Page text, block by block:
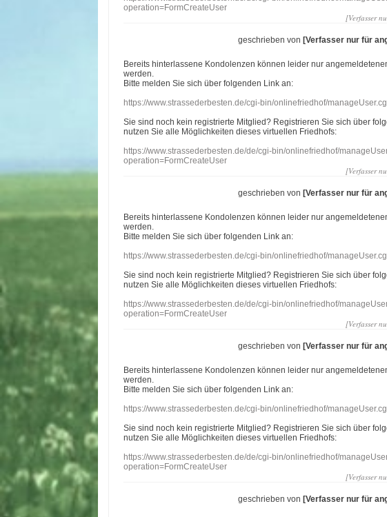
operation=FormCreateUser
[Verfasser
geschrieben von [Verfasser nur für
Bereits hinterlassene Kondolenzen können leider nur
werden.
Bitte melden Sie sich über folgenden Link an:
https://www.strassederbesten.de/cgi-bin/onlinefriedhof/
Sie sind noch kein registrierte Mitglied? Registrieren Sie sich über
nutzen Sie alle Möglichkeiten dieses virtuellen Friedhofs:
https://www.strassederbesten.de/de/cgi-bin/onlinefriedhof/
operation=FormCreateUser
[Verfasser
geschrieben von [Verfasser nur für
Bereits hinterlassene Kondolenzen können leider nur
werden.
Bitte melden Sie sich über folgenden Link an:
https://www.strassederbesten.de/cgi-bin/onlinefriedhof/
Sie sind noch kein registrierte Mitglied? Registrieren Sie sich über
nutzen Sie alle Möglichkeiten dieses virtuellen Friedhofs:
https://www.strassederbesten.de/de/cgi-bin/onlinefriedhof/
operation=FormCreateUser
[Verfasser
geschrieben von [Verfasser nur für
Bereits hinterlassene Kondolenzen können leider nur
werden.
Bitte melden Sie sich über folgenden Link an:
https://www.strassederbesten.de/cgi-bin/onlinefriedhof/
Sie sind noch kein registrierte Mitglied? Registrieren Sie sich über
nutzen Sie alle Möglichkeiten dieses virtuellen Friedhofs:
https://www.strassederbesten.de/de/cgi-bin/onlinefriedhof/
operation=FormCreateUser
[Verfasser
geschrieben von [Verfasser nur für